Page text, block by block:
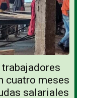
cuatro meses
salariales